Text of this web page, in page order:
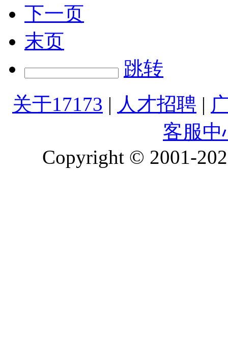
下一页
末页
跳转
关于17173 | 人才招聘 |
客服中
Copyright © 2001-